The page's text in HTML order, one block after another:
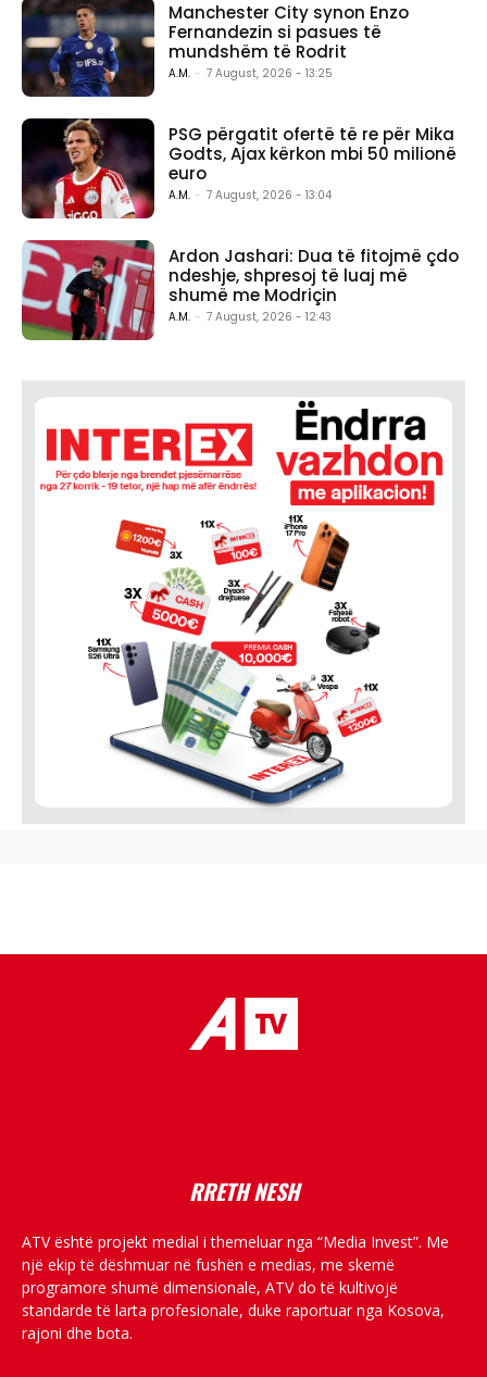
Manchester City synon Enzo
Fernandezin si pasues të
mundshëm të Rodrit
A.M. - 7 August, 2026 - 13:25
PSG përgatit ofertë të re për Mika
Godts, Ajax kërkon mbi 50 milionë
euro
A.M. - 7 August, 2026 - 13:04
Ardon Jashari: Dua të fitojmë çdo
ndeshje, shpresoj të luaj më
shumë me Modriçin
A.M. - 7 August, 2026 - 12:43
RRETH NESH
ATV është projekt medial i themeluar nga “Media Invest”. Me
një ekip të dëshmuar në fushën e medias, me skemë
programore shumë dimensionale, ATV do të kultivojë
standarde të larta profesionale, duke raportuar nga Kosova,
rajoni dhe bota.